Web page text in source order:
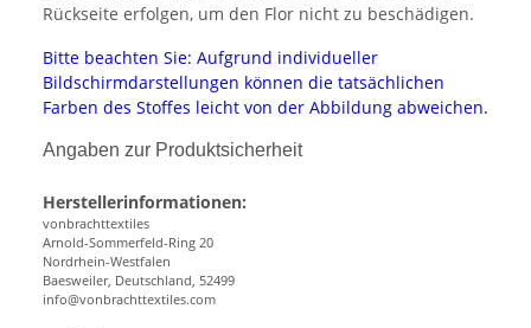
Rückseite erfolgen, um den Flor nicht zu beschädigen.
Bitte beachten Sie: Aufgrund individueller
Bildschirmdarstellungen können die tatsächlichen
Farben des Stoffes leicht von der Abbildung abweichen.
Angaben zur Produktsicherheit
Herstellerinformationen:
vonbrachttextiles
Arnold-Sommerfeld-Ring 20
Nordrhein-Westfalen
Baesweiler, Deutschland, 52499
info@vonbrachttextiles.com